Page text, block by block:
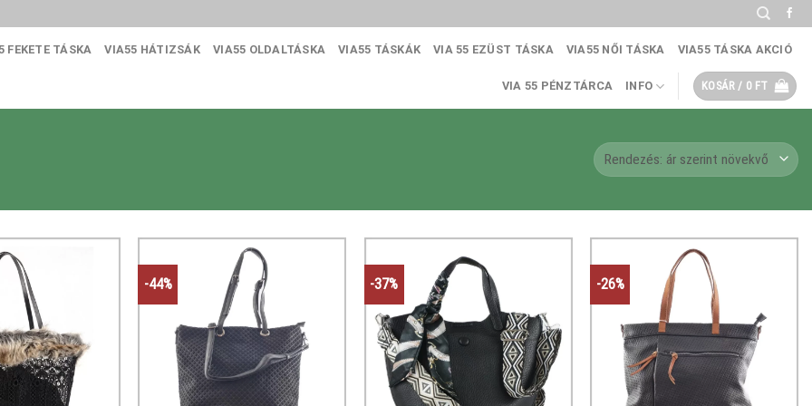
FEKETE TÁSKA VIA55 HÁTIZSÁK VIA55 OLDALTÁSKA VIA55 TÁSKÁK VIA 55 EZÜST TÁSKA VIA55 NŐI TÁSKA VIA55 TÁSKA AKCIÓ
VIA 55 PÉNZTÁRCA INFO KOSÁR / 0 FT
-44% -37% -26%